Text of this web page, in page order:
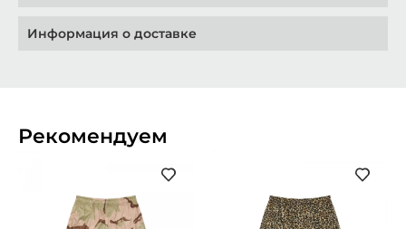
Информация о доставке
Рекомендуем